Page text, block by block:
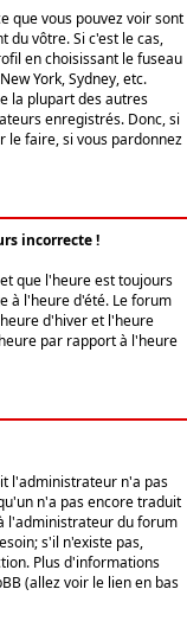
que vous pouvez voir sont
du vôtre. Si c'est le cas,
en choisissant le fuseau
York, Sydney, etc.
la plupart des autres
enregistrés. Donc, si
le faire, si vous pardonnez
incorrecte !
que l'heure est toujours
à l'heure d'été. Le forum
d'hiver et l'heure
par rapport à l'heure
l'administrateur n'a pas
n'a pas encore traduit
l'administrateur du forum
s'il n'existe pas,
Plus d'informations
(allez voir le lien en bas